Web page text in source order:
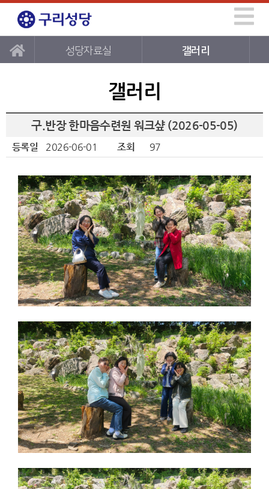
성당자료실 갤러리
갤러리
구.반장 한마음수련원 워크샾 (2026-05-05)
등록일 2026-06-01 조회 97